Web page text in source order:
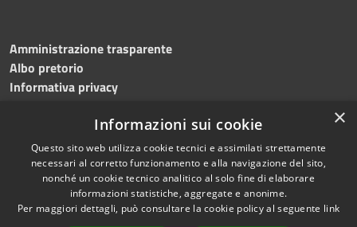
Amministrazione trasparente
Albo pretorio
Informativa privacy
Dichiarazione di accessibilità Meccanismo di feedback
RSS
Copyright © 2026 • Comune di
×
Informazioni sui cookie
Questo sito web utilizza cookie tecnici e assimilati strettamente
necessari al corretto funzionamento e alla navigazione del sito,
nonché un cookie tecnico analitico al solo fine di elaborare
informazioni statistiche, aggregate e anonime.
Per maggiori dettagli, può consultare la cookie policy al seguente link